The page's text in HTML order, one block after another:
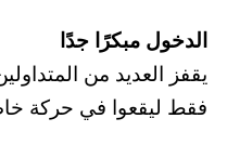
الدخول مبكرًا جدًا
يقفز العديد من
فقط ليقعوا في حركة